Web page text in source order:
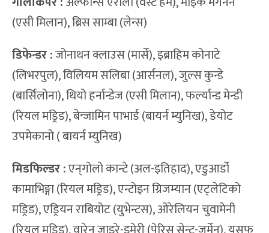
(एसी मिलान), ब्रिस साम्बा (लेन्स)
डिफेन्डर :जोनाथन क्लाउस (मार्से), इब्राहिम कोनाटे
(लिभरपुल), विलियम सलिबा (आर्सनल), जुल्स कुन्डे
(बार्सिलोना), थियो हर्नान्डेज (एसी मिलान), फर्ल्यान्ड मेन्डी
(रियल मड्रिड), बेन्जामिन पाभार्ड (बायर्न म्युनिख), डेयोट
उपमेकानो ( बायर्न म्युनिख)
मिडफिल्डर :एन्‌गोलो कान्टे (अल-इतिहाद), एडुआर्डो
कामाभिङ्गा (रियल मड्रिड), एन्टोइन ग्रिजम्यान (एट्लेटिको
मड्रिड), एड्रियन राबियोट (युभेन्टस), ओरेलियन चुवामेनी